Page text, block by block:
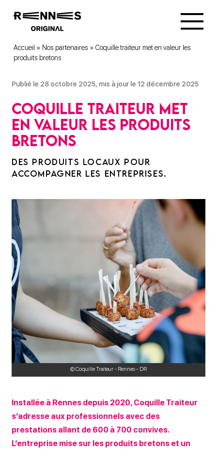
Accueil » Nos partenaires » Coquille traiteur met en valeur les
produits bretons
Publié le 28 octobre 2025, mis à jour le 12 décembre 2025
Coquille traiteur met
en valeur les produits
bretons
DES PRODUITS LOCAUX POUR
ACCOMPAGNER LES ENTREPRISES.
© Coquille Traiteur - Rennes - DR
Installée à Rennes depuis 2020, Coquille Traiteur
s’adresse aux professionnels avec des
prestations allant de 600 à 700 convives.
L’entreprise mise sur les produits bretons et un